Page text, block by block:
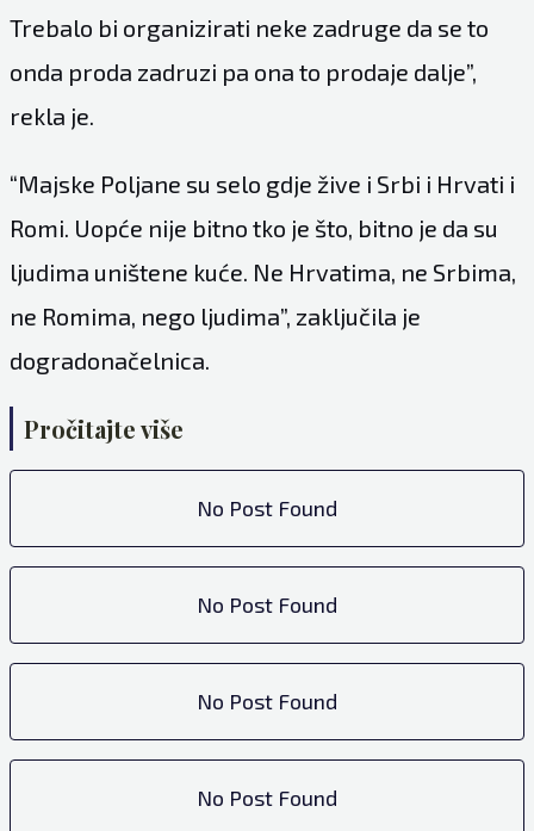
Trebalo bi organizirati neke zadruge da se to
onda proda zadruzi pa ona to prodaje dalje”,
rekla je.
“Majske Poljane su selo gdje žive i Srbi i Hrvati i
Romi. Uopće nije bitno tko je što, bitno je da su
ljudima uništene kuće. Ne Hrvatima, ne Srbima,
ne Romima, nego ljudima”, zaključila je
dogradonačelnica.
Pročitajte više
No Post Found
No Post Found
No Post Found
No Post Found